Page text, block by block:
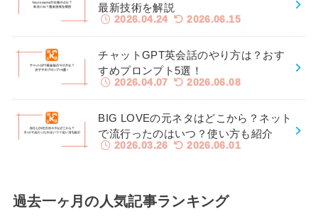
最新技術を解説
2026.04.24 2026.06.15
チャットGPT英会話のやり方は？おす
すめプロンプト5選！
2026.04.07 2026.06.08
BIG LOVEの元ネタはどこから？ネット
で流行ったのはいつ？使い方も紹介
2026.03.26 2026.06.01
過去一ヶ月の人気記事ランキング